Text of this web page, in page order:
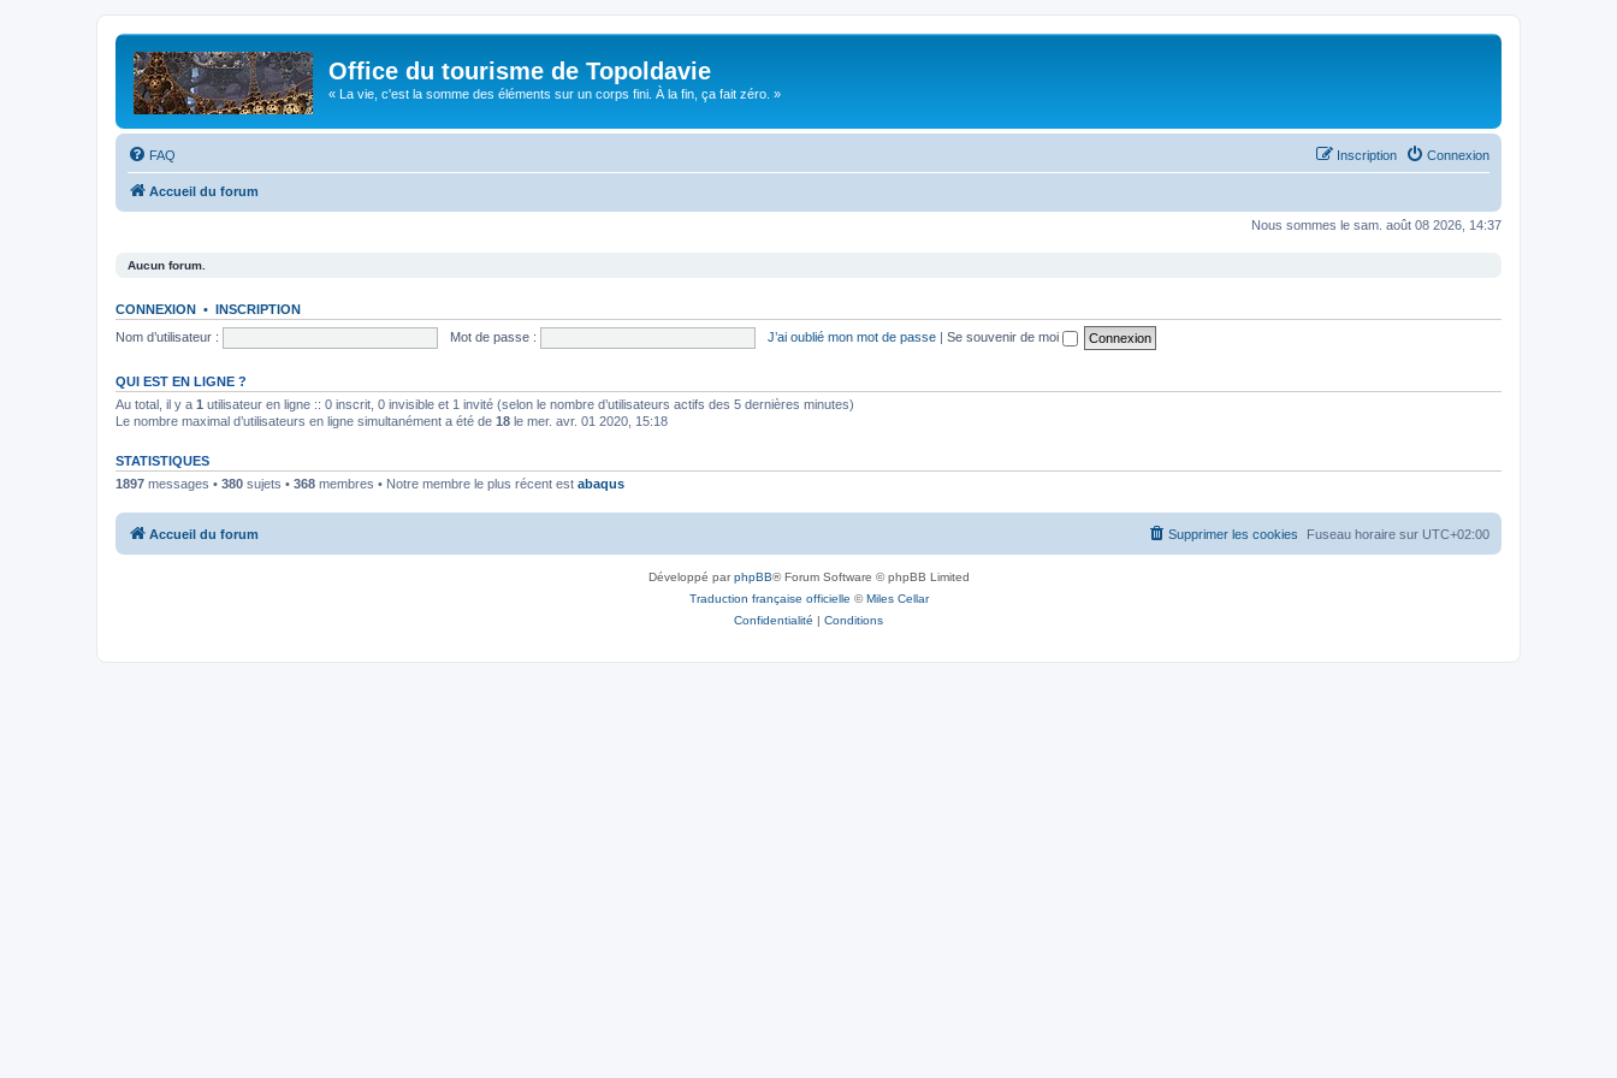
Office du tourisme de Topoldavie
« La vie, c'est la somme des éléments sur un corps fini. À la fin, ça fait zéro. »
FAQ Connexion
Inscription
Accueil du forum
Nous sommes le sam. août 08 2026, 14:37
Aucun forum.
CONNEXION • INSCRIPTION
Nom d’utilisateur :
Mot de passe : J’ai oublié mon mot de passe | Se souvenir de moi
QUI EST EN LIGNE ?
Au total, il y a 1 utilisateur en ligne :: 0 inscrit, 0 invisible et 1 invité (selon le nombre d’utilisateurs actifs des 5 dernières minutes)
Le nombre maximal d’utilisateurs en ligne simultanément a été de 18 le mer. avr. 01 2020, 15:18
STATISTIQUES
1897 messages • 380 sujets • 368 membres • Notre membre le plus récent est abaqus
Accueil du forum Fuseau horaire sur UTC+02:00
Supprimer les cookies
Développé parphpBB® Forum Software © phpBB Limited
Traduction française officielle ©Miles Cellar
Confidentialité | Conditions